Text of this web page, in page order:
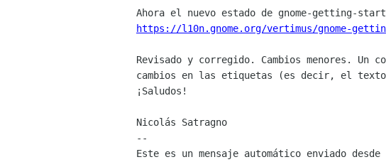
https://l10n.gnome.org/vertimus/gnome-
Revisado y corregido. Cambios menores.
cambios en las etiquetas (es decir, el
¡Saludos!
Nicolás Satragno
--